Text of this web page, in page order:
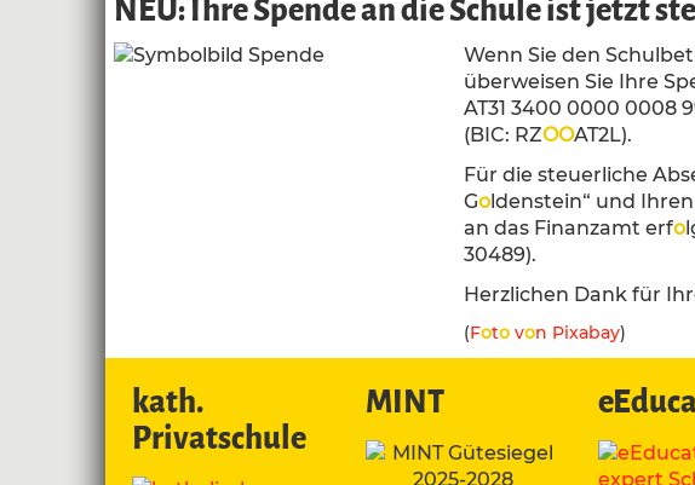
NEU: Ihre Spende an die Schule ist jetzt
Wenn Sie den
überweisen Sie Ihre
AT31 3400 0000 0008
(BIC: RZOOAT2L).
Für die steuerliche
Goldenstein“ und Ihren
an das Finanzamt erfo
30489).
Herzlichen Dank für
(Foto von Pixabay)
kath.
Privatschule
MINT